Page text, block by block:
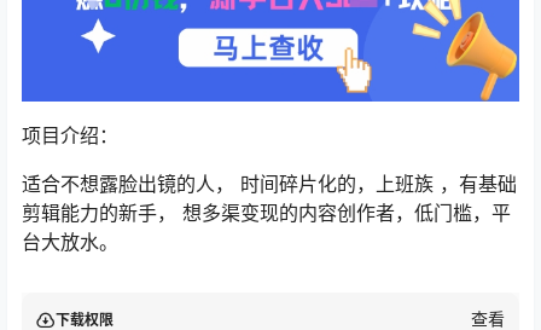
项目介绍：
适合不想露脸出镜的人， 时间碎片化的，上班族 ，有基础
剪辑能力的新手， 想多渠变现的内容创作者，低门槛，平
台大放水。
下载权限 查看